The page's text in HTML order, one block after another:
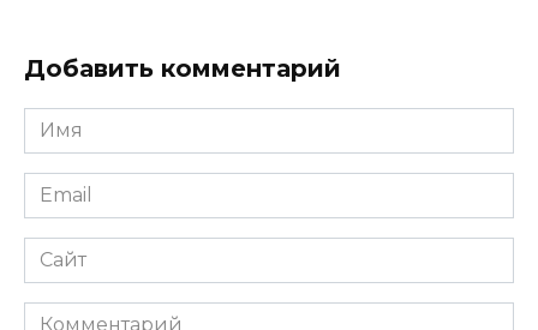
Добавить комментарий
Имя
*
Email
*
Сайт
Комментарий